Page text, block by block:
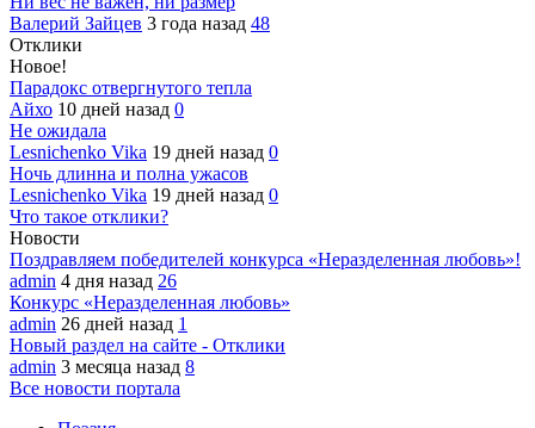
Валерий Зайцев 3 года назад 48
Отклики
Новое!
Парадокс отвергнутого тепла
Айхо 10 дней назад 0
Не ожидала
Lesnichenko Vika 19 дней назад 0
Ночь длинна и полна ужасов
Lesnichenko Vika 19 дней назад 0
Что такое отклики?
Новости
Поздравляем победителей конкурса «Неразделенная любовь»!
admin 4 дня назад 26
Конкурс «Неразделенная любовь»
admin 26 дней назад 1
Новый раздел на сайте - Отклики
admin 3 месяца назад 8
Все новости портала